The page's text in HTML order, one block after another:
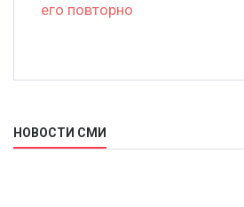
его повторно
НОВОСТИ СМИ